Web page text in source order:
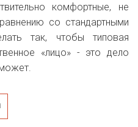
комфортные, не
со стандартными
так, чтобы типовая
«лицо» - это дело